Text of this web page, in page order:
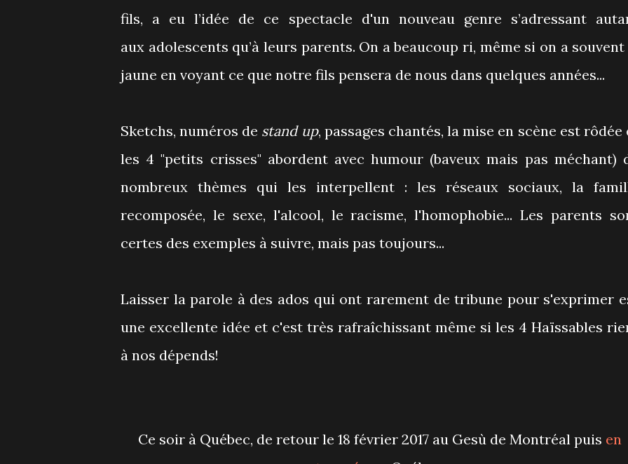
fils, a eu l’idée de ce spectacle d'un nouveau genre s’adressant
aux adolescents qu’à leurs parents. On a beaucoup ri, même si on a
jaune en voyant ce que notre fils pensera de nous dans quelques années...
Sketchs, numéros de stand up, passages chantés, la mise en scène est rôdée
les 4 "petits crisses" abordent avec humour (baveux mais pas méchant)
nombreux thèmes qui les interpellent : les réseaux sociaux, la
recomposée, le sexe, l'alcool, le racisme, l'homophobie... Les parents
certes des exemples à suivre, mais pas toujours...
Laisser la parole à des ados qui ont rarement de tribune pour s'exprimer
une excellente idée et c'est très rafraîchissant même si les 4 Haïssables
à nos dépends!
Ce soir à Québec, de retour le 18 février 2017 au Gesù de Montréal puis en